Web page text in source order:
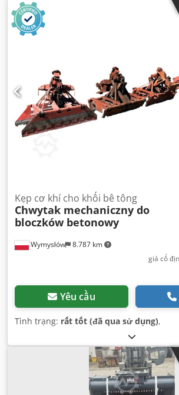
Wymysłów 8.787 km
Kẹp cơ khí cho khối bê tông
Chwytak mechaniczny do
bloczków betonowy
giá cố
Yêu cầu
Tình trạng: rất tốt (đã qua sử dụng),